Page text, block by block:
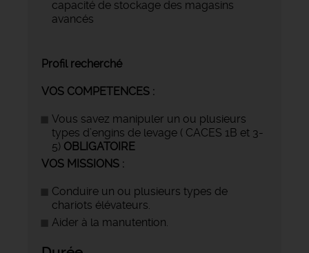
capacité de stockage des magasins
avancés
Profil recherché
VOS COMPETENCES :
Vous savez manipuler un ou plusieurs
types d’engins de levage ( CACES 1B et 3-
5) OBLIGATOIRE
VOS MISSIONS :
Conduire un ou plusieurs types de
chariots élévateurs.
Aider à la manutention.